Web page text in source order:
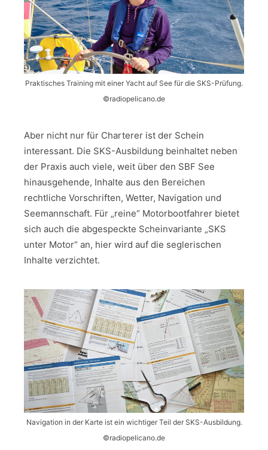
Praktisches Training mit einer Yacht auf See für die SKS-Prüfung.
©radiopelicano.de
Aber nicht nur für Charterer ist der Schein
interessant. Die SKS-Ausbildung beinhaltet neben
der Praxis auch viele, weit über den SBF See
hinausgehende, Inhalte aus den Bereichen
rechtliche Vorschriften, Wetter, Navigation und
Seemannschaft. Für „reine“ Motorbootfahrer bietet
sich auch die abgespeckte Scheinvariante „SKS
unter Motor“ an, hier wird auf die seglerischen
Inhalte verzichtet.
Navigation in der Karte ist ein wichtiger Teil der SKS-Ausbildung.
©radiopelicano.de